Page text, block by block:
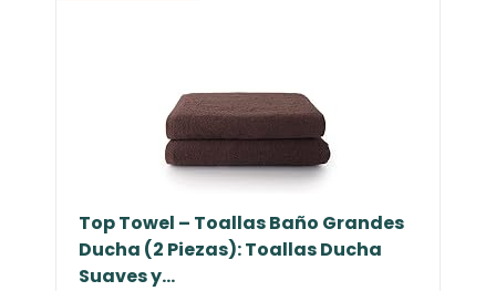
Top Towel – Toallas Baño Grandes
Ducha (2 Piezas): Toallas Ducha
Suaves y...